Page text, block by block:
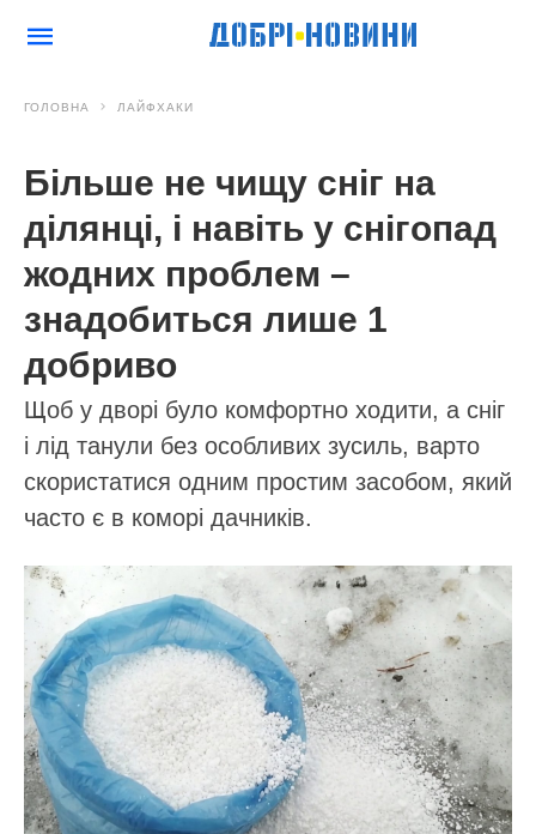
ГОЛОВНА ЛАЙФХАКИ
Більше не чищу сніг на
ділянці, і навіть у снігопад
жодних проблем –
знадобиться лише 1
добриво
Щоб у дворі було комфортно ходити, а сніг
і лід танули без особливих зусиль, варто
скористатися одним простим засобом, який
часто є в коморі дачників.